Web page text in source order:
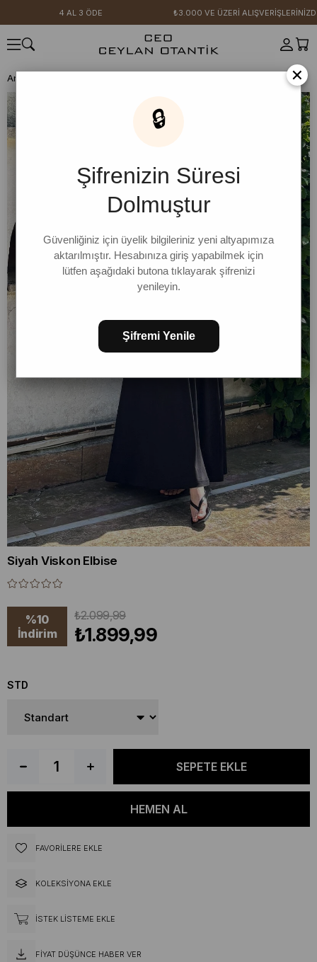
4 AL 3 ÖDE ₺3.000 VE ÜZERİ ALIŞVERİŞLERİNİZDE
Anasayfa
Siyah Viskon Elbise
%10
İndirim
₺2.099,99
₺1.899,99
STD
FAVORILERE EKLE
KOLEKSIYONA EKLE
İSTEK LISTEME EKLE
FIYAT DÜŞÜNCE HABER VER
×
🔒
Şifrenizin Süresi
Dolmuştur
Güvenliğiniz için üyelik bilgileriniz yeni altyapımıza
aktarılmıştır. Hesabınıza giriş yapabilmek için
lütfen aşağıdaki butona tıklayarak şifrenizi
yenileyin.
Şifremi Yenile